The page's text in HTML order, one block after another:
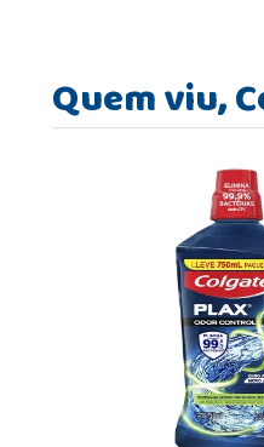
Quem viu,